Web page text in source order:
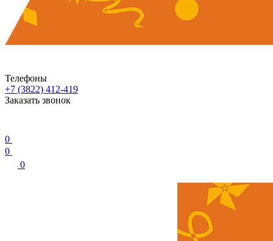
Телефоны
+7 (3822) 412-419
Заказать звонок
0
0
0